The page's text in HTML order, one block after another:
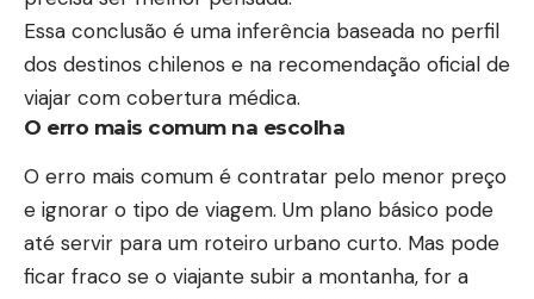
Essa conclusão é uma inferência baseada no perfil
dos destinos chilenos e na recomendação oficial de
viajar com cobertura médica.
O erro mais comum na escolha
O erro mais comum é contratar pelo menor preço
e ignorar o tipo de viagem. Um plano básico pode
até servir para um roteiro urbano curto. Mas pode
ficar fraco se o viajante subir a montanha, for a